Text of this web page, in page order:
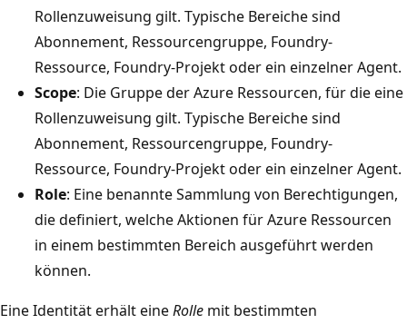
Rollenzuweisung gilt. Typische Bereiche sind
Abonnement, Ressourcengruppe, Foundry-
Ressource, Foundry-Projekt oder ein einzelner Agent.
Scope: Die Gruppe der Azure Ressourcen, für die eine
Rollenzuweisung gilt. Typische Bereiche sind
Abonnement, Ressourcengruppe, Foundry-
Ressource, Foundry-Projekt oder ein einzelner Agent.
Role: Eine benannte Sammlung von Berechtigungen,
die definiert, welche Aktionen für Azure Ressourcen
in einem bestimmten Bereich ausgeführt werden
können.
Eine Identität erhält eineRolle mit bestimmten